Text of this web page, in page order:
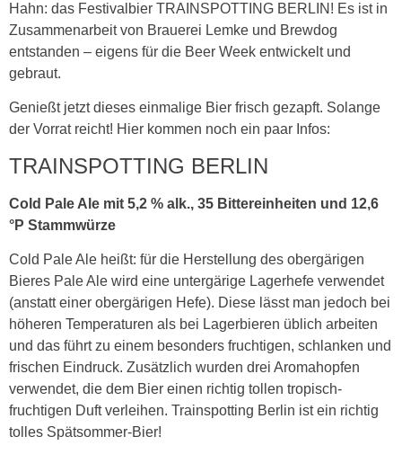
Hahn: das Festivalbier TRAINSPOTTING BERLIN! Es ist in
Zusammenarbeit von Brauerei Lemke und Brewdog
entstanden – eigens für die Beer Week entwickelt und
gebraut.
Genießt jetzt dieses einmalige Bier frisch gezapft. Solange
der Vorrat reicht! Hier kommen noch ein paar Infos:
TRAINSPOTTING BERLIN
Cold Pale Ale mit 5,2 % alk., 35 Bittereinheiten und 12,6
°P Stammwürze
Cold Pale Ale heißt: für die Herstellung des obergärigen
Bieres Pale Ale wird eine untergärige Lagerhefe verwendet
(anstatt einer obergärigen Hefe). Diese lässt man jedoch bei
höheren Temperaturen als bei Lagerbieren üblich arbeiten
und das führt zu einem besonders fruchtigen, schlanken und
frischen Eindruck. Zusätzlich wurden drei Aromahopfen
verwendet, die dem Bier einen richtig tollen tropisch-
fruchtigen Duft verleihen. Trainspotting Berlin ist ein richtig
tolles Spätsommer-Bier!